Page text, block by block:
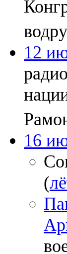
12
16
(